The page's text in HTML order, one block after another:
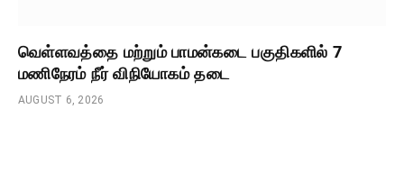
வெள்ளவத்தை மற்றும் பாமன்கடை பகுதிகளில் 7
மணிநேரம் நீர் விநியோகம் தடை
AUGUST 6, 2026